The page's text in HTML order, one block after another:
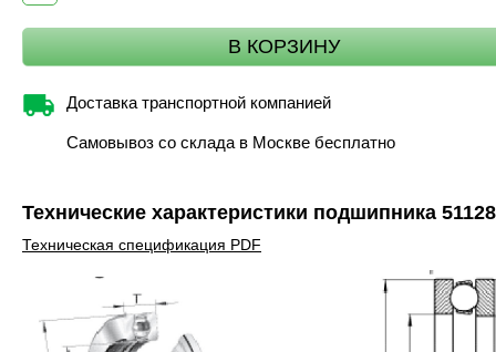
Доставка транспортной компанией
Самовывоз со склада в Москве бесплатно
Технические характеристики подшипника 51128